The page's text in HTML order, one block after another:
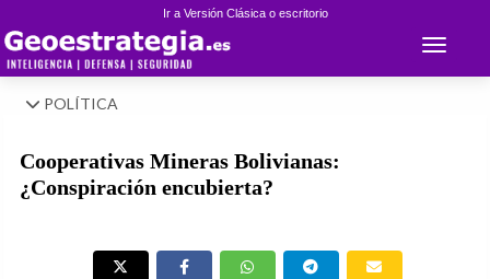
Ir a Versión Clásica o escritorio
Toggle
POLÍTICA
Cooperativas Mineras Bolivianas:
¿Conspiración encubierta?